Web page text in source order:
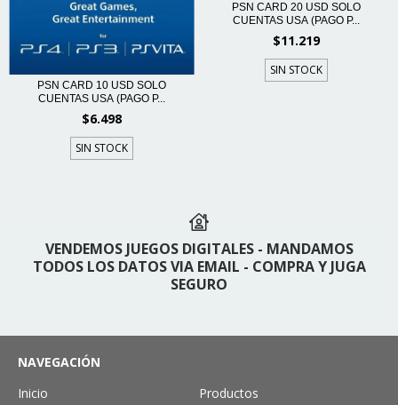
PSN CARD 10 USD SOLO
CUENTAS USA (PAGO P...
$6.498
SIN STOCK
PSN CARD 20 USD SOLO
CUENTAS USA (PAGO P...
$11.219
SIN STOCK
VENDEMOS JUEGOS DIGITALES - MANDAMOS
TODOS LOS DATOS VIA EMAIL - COMPRA Y JUGA
SEGURO
NAVEGACIÓN
Inicio
Productos